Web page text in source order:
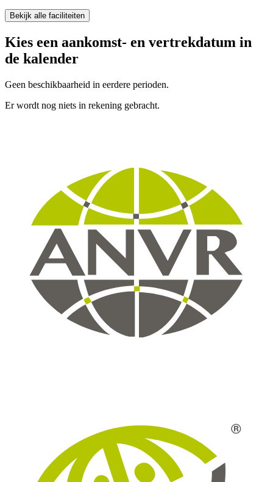
Bekijk alle faciliteiten
Kies een aankomst- en vertrekdatum in
de kalender
Geen beschikbaarheid in eerdere perioden.
Er wordt nog niets in rekening gebracht.